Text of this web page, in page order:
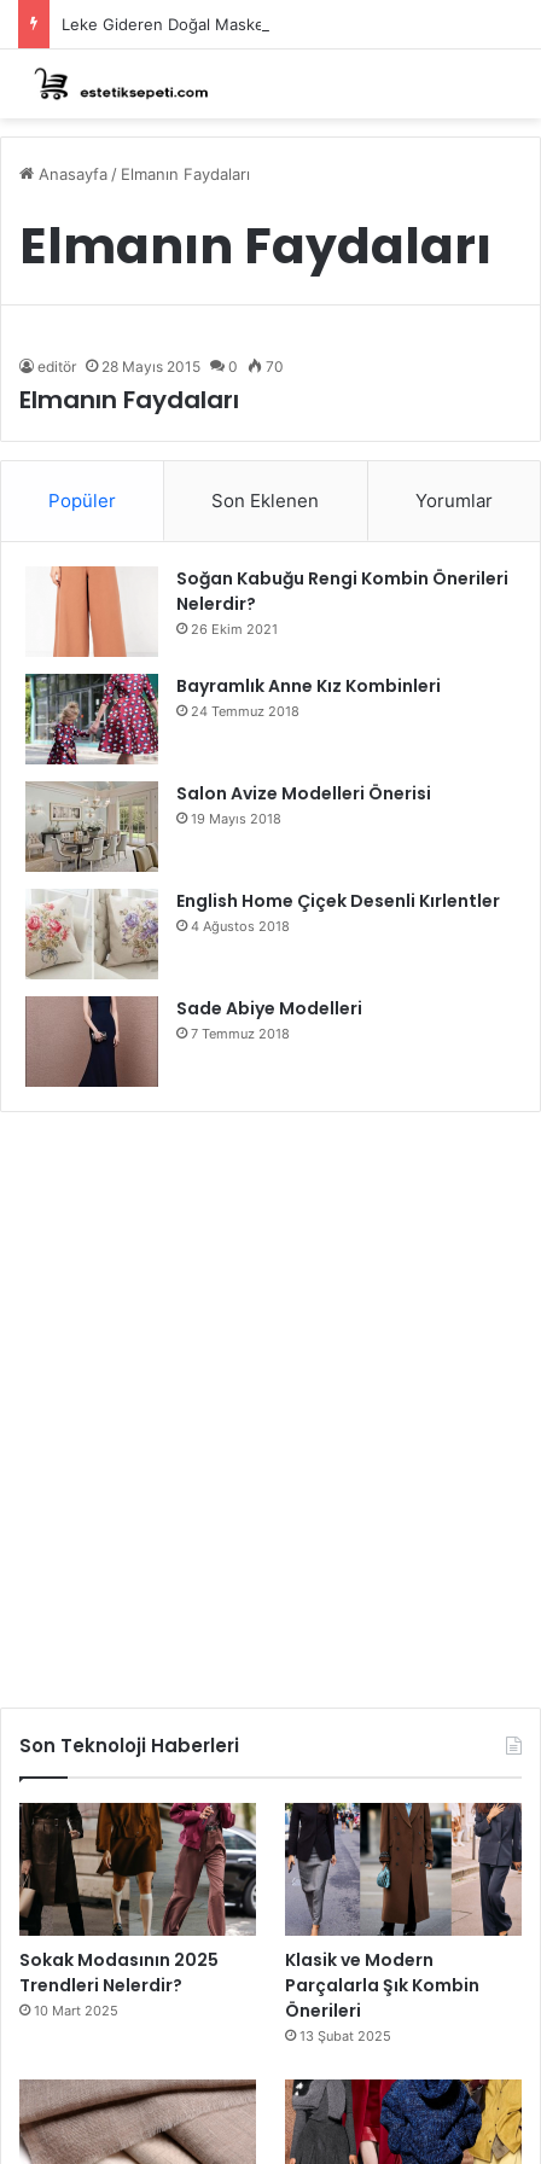
Leke Gideren Doğal Maskeler Nasıl Yapılır?
Anasayfa / Elmanın Faydaları
Elmanın Faydaları
editör 28 Mayıs 2015 0 70
Elmanın Faydaları
Popüler Son Eklenen Yorumlar
Soğan Kabuğu Rengi Kombin Önerileri
Nelerdir?
26 Ekim 2021
Bayramlık Anne Kız Kombinleri
24 Temmuz 2018
Salon Avize Modelleri Önerisi
19 Mayıs 2018
English Home Çiçek Desenli Kırlentler
4 Ağustos 2018
Sade Abiye Modelleri
7 Temmuz 2018
Son Teknoloji Haberleri
Sokak Modasının 2025
Trendleri Nelerdir?
10 Mart 2025
Klasik ve Modern
Parçalarla Şık Kombin
Önerileri
13 Şubat 2025